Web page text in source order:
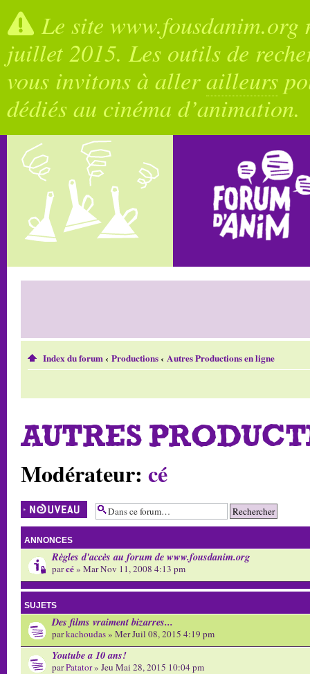
Le site
juillet 2015. Les outils de
vous invitons à allerailleurs
dédiés au cinéma d’animation.
Index du forum‹ Productions‹ Autres Productions en ligne
AUTRES
Modérateur: cé
Écrire un nouveau
sujet
ANNONCES
Règles d'accès au forum de www.fousdanim.org
parcé» Mar Nov 11, 2008 4:13 pm
SUJETS
Des films vraiment bizarres...
parkachoudas» Mer Juil 08, 2015 4:19 pm
Youtube a 10 ans!
parPatator» Jeu Mai 28, 2015 10:04 pm